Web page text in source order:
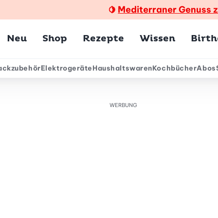
🍋 Mediterraner Genuss
Neu Shop Rezepte Wissen
ElektrogeräteHaushaltswarenKochbücherAbos
WERBUNG